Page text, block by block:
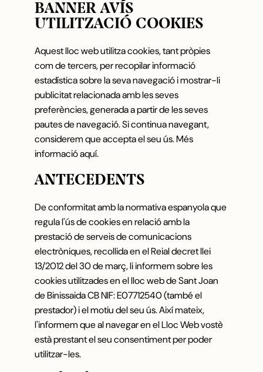
Camí de Binissaida, 108
VEURE A GOOGLE MAPS
santjoan@binissaida.com
+34 971 355 598
SEGUEIX-NOS:
BANNER AVÍS
UTILITZACIÓ COOKIES
Aquest lloc web utilitza cookies, tant pròpies
com de tercers, per recopilar informació
estadística sobre la seva navegació i mostrar-li
publicitat relacionada amb les seves
preferències, generada a partir de les seves
pautes de navegació. Si continua navegant,
considerem que accepta el seu ús. Més
informació aquí.
ANTECEDENTS
De conformitat amb la normativa espanyola que
regula l'ús de cookies en relació amb la
prestació de serveis de comunicacions
electròniques, recollida en el Reial decret llei
13/2012 del 30 de març, li informem sobre les
cookies utilitzades en el lloc web de Sant Joan
de Binissaida CB NIF: E07712540 (també el
prestador) i el motiu del seu ús. Així mateix,
l'informem que al navegar en el Lloc Web vostè
està prestant el seu consentiment per poder
utilitzar-les.